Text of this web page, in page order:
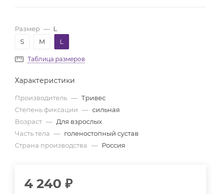
Размер — L
S
M L
Таблица размеров
Характеристики
Производитель — Тривес
Степень фиксации — сильная
Возраст — Для взрослых
Часть тела — голеностопный сустав
Страна производства — Россия
4 240 ₽